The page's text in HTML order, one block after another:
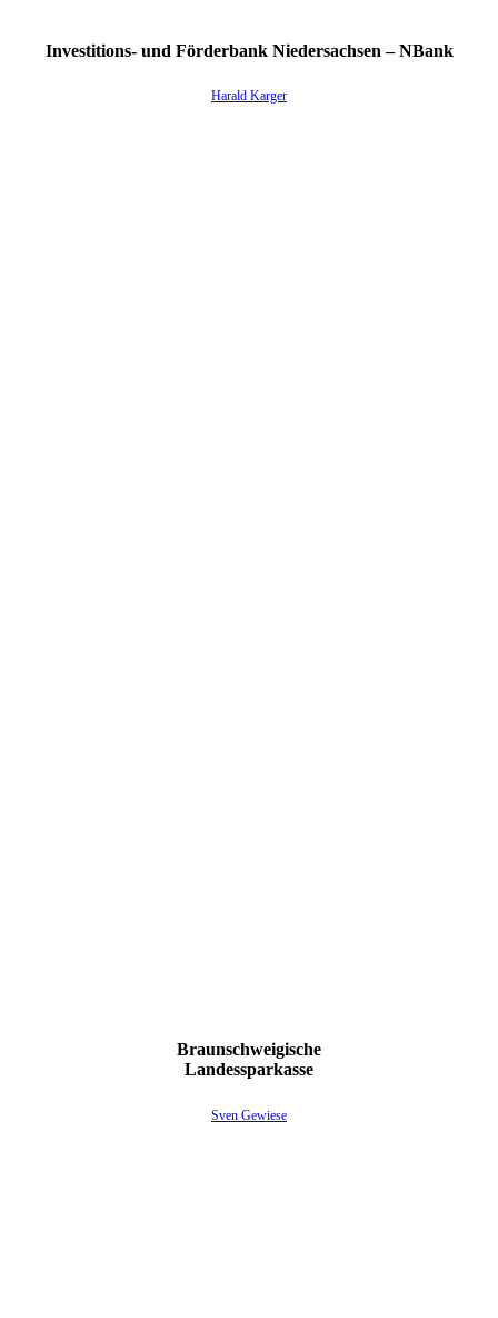
Investitions- und Förderbank Niedersachsen – NBank
Harald Karger
Braunschweigische
Landessparkasse
Sven Gewiese